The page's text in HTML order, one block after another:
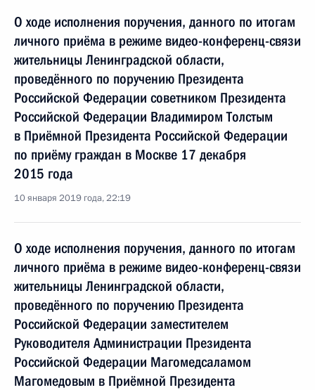
О ходе исполнения поручения, данного по итогам
личного приёма в режиме видео-конференц-связи
жительницы Ленинградской области,
проведённого по поручению Президента
Российской Федерации советником Президента
Российской Федерации Владимиром Толстым
в Приёмной Президента Российской Федерации
по приёму граждан в Москве 17 декабря
2015 года
10 января 2019 года, 22:19
О ходе исполнения поручения, данного по итогам
личного приёма в режиме видео-конференц-связи
жительницы Ленинградской области,
проведённого по поручению Президента
Российской Федерации заместителем
Руководителя Администрации Президента
Российской Федерации Магомедсаламом
Магомедовым в Приёмной Президента